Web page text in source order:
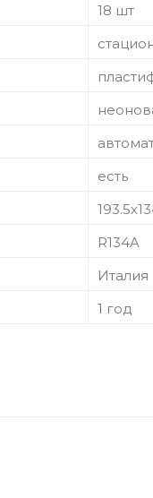
18 шт
есть
R134A
Италия
1 год